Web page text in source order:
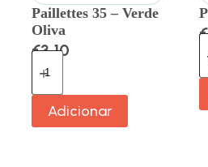
Paillettes 35 – Verde
Oliva
€3.10
Adicionar
€